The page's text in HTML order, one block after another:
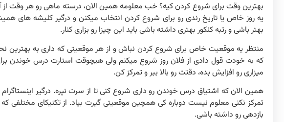
بهترین وقت برای شروع کردن کیه؟ خب معلومه همین الان، درسته ماهی رو هر وقت از
یه روز خاص یا تاریخ رندی رو برای شروع کردن انتخاب میکنن و درگیر کلیشه
بهتر باشی و رتبه کنکور بهتری داشته باشی باید این چیزا رو بزاری کنار.
که به خودت قول دادی از فلان روز شروع میکنم ولی هیچوقت استارت درس خوندن
میزاری رو افزایش بده، دقتت رو بالا ببر و تمرکز کن.
همین الان که اشتیاق درس خوندن رو داری شروع کنی تا از سرت نپره. درگیر
تمرکز نکنی معلوم نیست دوباره کی همچین موقعیتی گیرت بیاد. از تکنیکای مختلفی
بازدهی رو داشته باشی.